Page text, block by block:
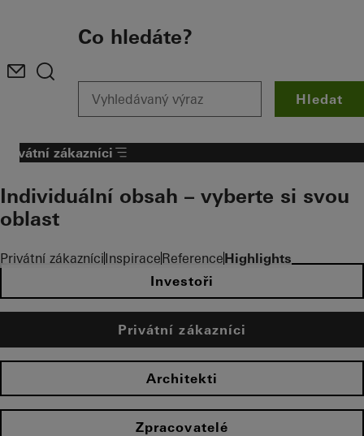
Co hledáte?
Hledat
Privátní zákazníciInspiraceReferenceHighlights
Privátní zákazníci
Individuální obsah – vyberte si svou
oblast
Investoři
Privátní zákazníci
Architekti
Zpracovatelé